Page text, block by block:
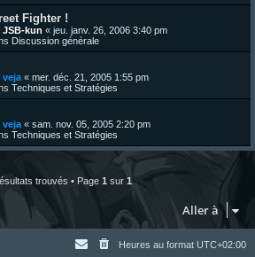
Fighter !
JSB-kun « jeu. janv. 26, 2006 3:40 pm
Discussion générale
veja « mer. déc. 21, 2005 1:55 pm
Techniques et Stratégies
veja « sam. nov. 05, 2005 2:20 pm
Techniques et Stratégies
trouvés • Page 1 sur 1
Aller à
Heures au format UTC+02:00